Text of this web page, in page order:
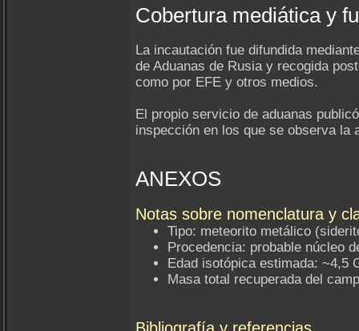
Cobertura mediática y
La incautación fue difundida
de Aduanas de Rusia y recogida
como por EFE y otros medios.
El propio servicio de aduanas
inspección en los que se observa la
ANEXOS
Notas sobre nomenclatura y
Tipo: meteorito metálico
Procedencia: probable núcleo
Edad isotópica estimada: ~4,5
Masa total recuperada del